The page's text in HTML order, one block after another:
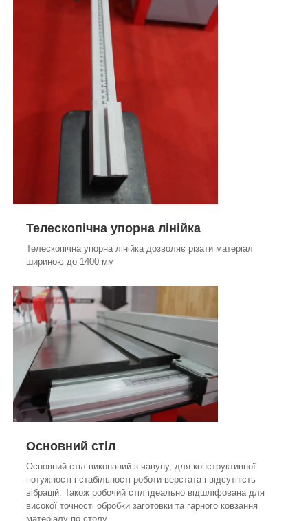
Телескопічна упорна лінійка
Телескопічна упорна лінійка дозволяє різати матеріал
шириною до 1400 мм
Основний стіл
Основний стіл виконаний з чавуну, для конструктивної
потужності і стабільності роботи верстата і відсутність
вібрацій. Також робочий стіл ідеально відшліфована для
високої точності обробки заготовки та гарного ковзання
матеріалу по столу.